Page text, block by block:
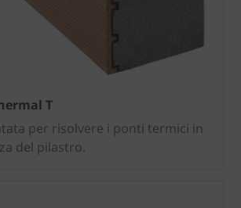
T
per risolvere i ponti termici in
del pilastro.